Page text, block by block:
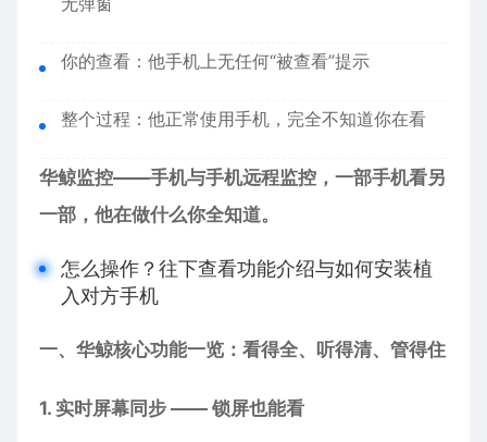
你的查看：他手机上无任何“被查看”提示
整个过程：他正常使用手机，完全不知道你在看
华鲸监控——手机与手机远程监控，一部手机看另
一部，他在做什么你全知道。
怎么操作？往下查看功能介绍与如何安装植
入对方手机
一、华鲸核心功能一览：看得全、听得清、管得住
1. 实时屏幕同步 —— 锁屏也能看